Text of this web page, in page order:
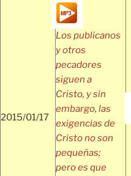
2015/01/17
Los publicanos
y otros
pecadores
siguen a
Cristo, y sin
embargo, las
exigencias de
Cristo no son
pequeñas;
pero es que